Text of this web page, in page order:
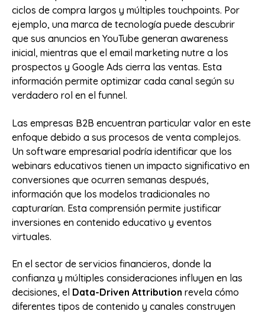
ciclos de compra largos y múltiples touchpoints. Por
ejemplo, una marca de tecnología puede descubrir
que sus anuncios en YouTube generan awareness
inicial, mientras que el email marketing nutre a los
prospectos y Google Ads cierra las ventas. Esta
información permite optimizar cada canal según su
verdadero rol en el funnel.
Las empresas B2B encuentran particular valor en este
enfoque debido a sus procesos de venta complejos.
Un software empresarial podría identificar que los
webinars educativos tienen un impacto significativo en
conversiones que ocurren semanas después,
información que los modelos tradicionales no
capturarían. Esta comprensión permite justificar
inversiones en contenido educativo y eventos
virtuales.
En el sector de servicios financieros, donde la
confianza y múltiples consideraciones influyen en las
decisiones, el Data-Driven Attribution revela cómo
diferentes tipos de contenido y canales construyen